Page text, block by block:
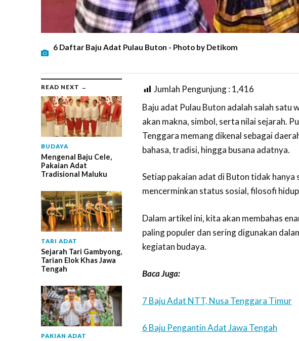
6 Daftar Baju Adat Pulau Buton - Photo by Detikom
READ NEXT →
BUDAYA
Mengenal Baju Cele,
Pakaian Adat
Tradisional Maluku
TARI ADAT
Sejarah Tari Gambyong,
Tarian Elok Khas Jawa
Tengah
PAKIAN ADAT
Jumlah Pengunjung :1,416
Baju adat Pulau Buton adalah salah satu
akan makna, simbol, serta nilai sejarah.
Tenggara memang dikenal sebagai
bahasa, tradisi, hingga busana adatnya.
Setiap pakaian adat di Buton tidak hanya
mencerminkan status sosial, filosofi
Dalam artikel ini, kita akan membahas
paling populer dan sering digunakan
kegiatan budaya.
Baca Juga:
7 Baju Adat NTT, Nusa Tenggara Timur
6 Baju Pengantin Adat Jawa Tengah